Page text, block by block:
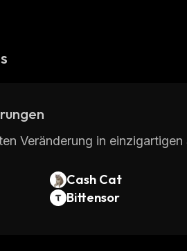
Veränderung in
Cash Cat
Bittensor